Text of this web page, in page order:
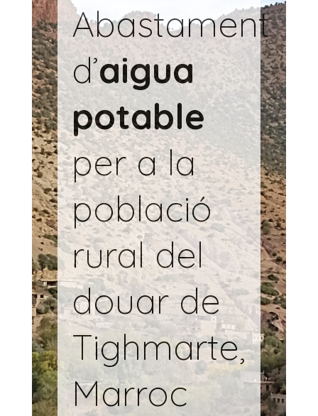
Abastament
d’aigua
potable
per a la
població
rural del
douar de
Tighmarte,
Marroc